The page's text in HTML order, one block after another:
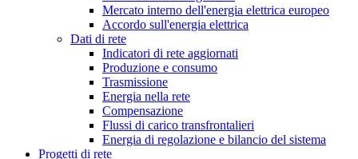
Mercato interno dell'energia elettrica europeo
Accordo sull'energia elettrica
Dati di rete
Indicatori di rete aggiornati
Produzione e consumo
Trasmissione
Energia nella rete
Compensazione
Flussi di carico transfrontalieri
Energia di regolazione e bilancio del sistema
Progetti di rete